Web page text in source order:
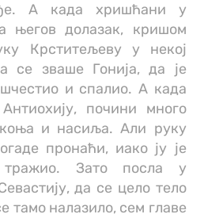
А када хришћани у
његов долазак, кришом
Крститељеву у некој
се зваше Гонија, да је
и спалио. A када
почини много
и насиља. Али руку
пронаћи, иако ју је
тражио. Зато посла у
да се цело тело
тамо налазило, сем главе